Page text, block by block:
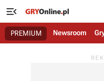

PREMIUM Newsroom